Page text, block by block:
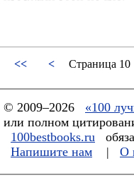
<< < Страница 10
© 2009–2026 «100
или полном
100bestbooks.ru
Напишите нам
| О